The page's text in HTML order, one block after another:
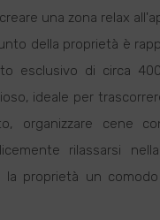
una zona relax
della proprietà è
esclusivo di circa
ideale per
organizzare cene
rilassarsi
la proprietà un